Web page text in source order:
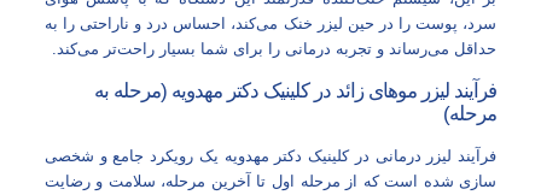
سرد، پوست را در حین لیزر خنک می‌کند، احساس درد و ناراحتی را به
حداقل می‌رساند و تجربه درمانی را برای شما بسیار راحت‌تر می‌کند.
فرآیند لیزر موهای زائد در کلینیک دکتر مهدویه (مرحله به
مرحله)
فرآیند لیزر درمانی در کلینیک دکتر مهدویه یک رویکرد جامع و شخصی‌
سازی‌ شده است که از مرحله اول تا آخرین مرحله، سلامت و رضایت